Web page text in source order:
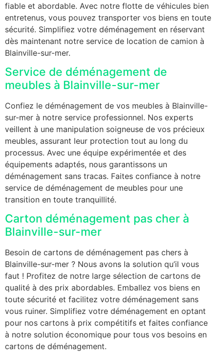
fiable et abordable. Avec notre flotte de véhicules bien
entretenus, vous pouvez transporter vos biens en toute
sécurité. Simplifiez votre déménagement en réservant
dès maintenant notre service de location de camion à
Blainville-sur-mer.
Service de déménagement de
meubles à Blainville-sur-mer
Confiez le déménagement de vos meubles à Blainville-
sur-mer à notre service professionnel. Nos experts
veillent à une manipulation soigneuse de vos précieux
meubles, assurant leur protection tout au long du
processus. Avec une équipe expérimentée et des
équipements adaptés, nous garantissons un
déménagement sans tracas. Faites confiance à notre
service de déménagement de meubles pour une
transition en toute tranquillité.
Carton déménagement pas cher à
Blainville-sur-mer
Besoin de cartons de déménagement pas chers à
Blainville-sur-mer ? Nous avons la solution qu’il vous
faut ! Profitez de notre large sélection de cartons de
qualité à des prix abordables. Emballez vos biens en
toute sécurité et facilitez votre déménagement sans
vous ruiner. Simplifiez votre déménagement en optant
pour nos cartons à prix compétitifs et faites confiance
à notre solution économique pour tous vos besoins en
cartons de déménagement.